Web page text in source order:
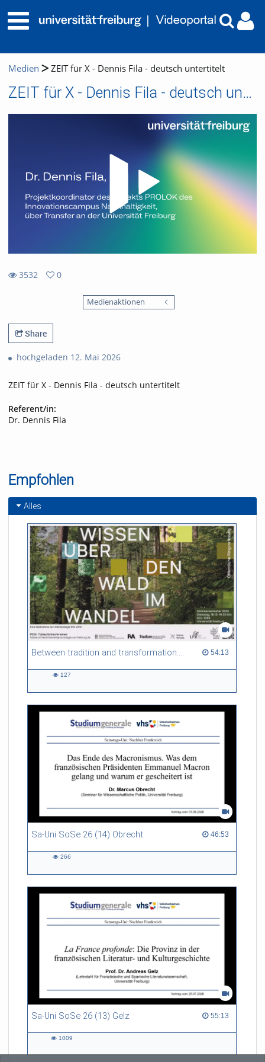
Medien ZEIT für X - Dennis Fila - deutsch untertitelt
ZEIT für X - Dennis Fila - deutsch untertitelt
3532
0
Medienaktionen
Share
hochgeladen 12. Mai 2026
ZEIT für X - Dennis Fila - deutsch untertitelt
Referent/in:
Dr. Dennis Fila
Empfohlen
Alles
Between tradition and transformation: how owners, advisers and institutions co-create knowledge for resilient forests in Europe 54:13
54:13 duration
127
Sa-Uni SoSe 26 (14) Obrecht 46:53
46:53 duration
266
Sa-Uni SoSe 26 (13) Gelz 55:13
55:13 duration
1009